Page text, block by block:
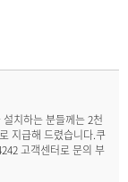
치하는 분들께는 2천
지급해 드렸습니다.쿠
고객센터로 문의 부